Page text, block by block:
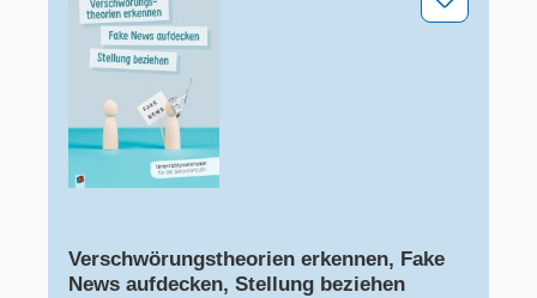
Verschwörungstheorien erkennen, Fake
News aufdecken, Stellung beziehen​​